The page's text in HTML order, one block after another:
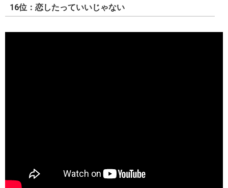
16位：恋したっていいじゃない